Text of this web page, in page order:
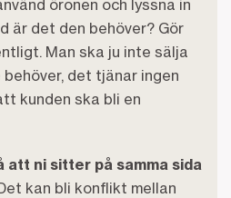
öronen och lyssna in
är det den behöver? Gör
Man ska ju inte sälja
det tjänar ingen
kunden ska bli en
ni sitter på samma sida
kan bli konflikt mellan